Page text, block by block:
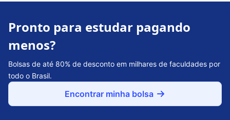
Pronto para estudar pagando
menos?
Bolsas de até 80% de desconto em milhares de faculdades por
todo o Brasil.
Encontrar minha bolsa